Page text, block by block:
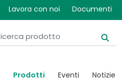
Lavora con noi Documenti
United Kingdom
Prodotti Eventi Notizie